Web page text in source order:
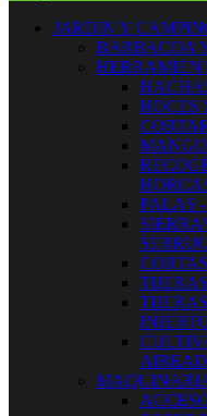
JARDIN Y
BARBACOA
HOCES
PALAS